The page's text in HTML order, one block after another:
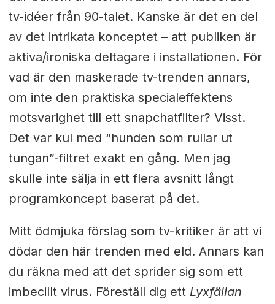
tv-idéer från 90-talet. Kanske är det en del
av det intrikata konceptet – att publiken är
aktiva/ironiska deltagare i installationen. För
vad är den maskerade tv-trenden annars,
om inte den praktiska specialeffektens
motsvarighet till ett snapchatfilter? Visst.
Det var kul med “hunden som rullar ut
tungan”-filtret exakt en gång. Men jag
skulle inte sälja in ett flera avsnitt långt
programkoncept baserat på det.
Mitt ödmjuka förslag som tv-kritiker är att vi
dödar den här trenden med eld. Annars kan
du räkna med att det sprider sig som ett
imbecillt virus. Föreställ dig ett Lyxfällan